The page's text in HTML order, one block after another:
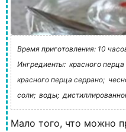
Время приготовления: 10
Ингредиенты: красного
красного перца серрано;
соли; воды;
Мало того, что можно